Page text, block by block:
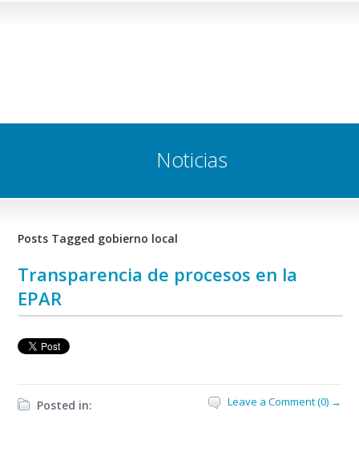
Noticias
Posts Tagged gobierno local
Transparencia de procesos en la
EPAR
Posted in: Leave a Comment (0) →